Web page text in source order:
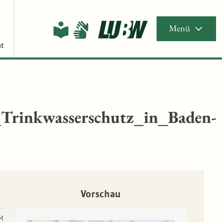
Menü
Vorschau